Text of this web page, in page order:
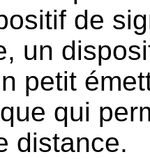
de
un
petit
qui
distance.